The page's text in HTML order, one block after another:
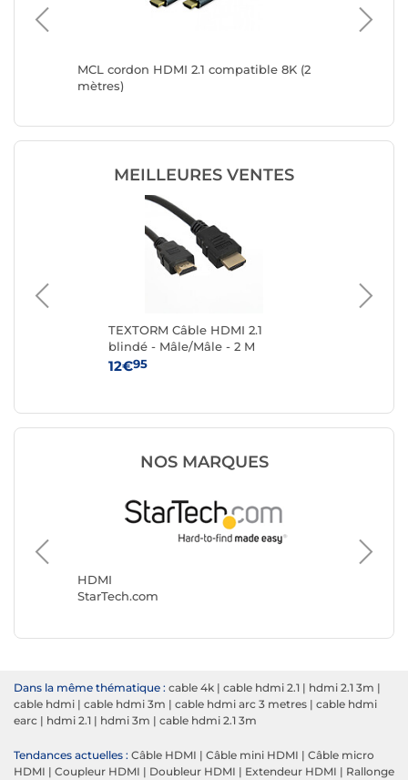
MCL cordon HDMI 2.1 compatible 8K (2
mètres)
MEILLEURES VENTES
TEXTORM Câble HDMI 2.1
blindé - Mâle/Mâle - 2 M
12€95
NOS MARQUES
HDMI
StarTech.com
HDMI
NEDIS
Dans la même thématique : cable 4k | cable hdmi 2.1 | hdmi 2.1 3m |
cable hdmi | cable hdmi 3m | cable hdmi arc 3 metres | cable hdmi
earc | hdmi 2.1 | hdmi 3m | cable hdmi 2.1 3m
Tendances actuelles : Câble HDMI | Câble mini HDMI | Câble micro
HDMI | Coupleur HDMI | Doubleur HDMI | Extendeur HDMI | Rallonge